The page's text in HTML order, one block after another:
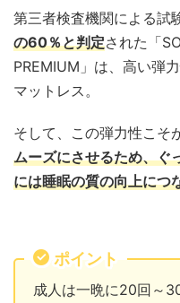
第三者検査機関による試
の60％と判定された「
PREMIUM」は、高い弾
マットレス。
そして、この弾力性こそ
ムーズにさせるため、ぐ
には睡眠の質の向上につ
ポイント
成人は一晩に20回～